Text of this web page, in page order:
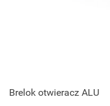
Brelok otwieracz ALU